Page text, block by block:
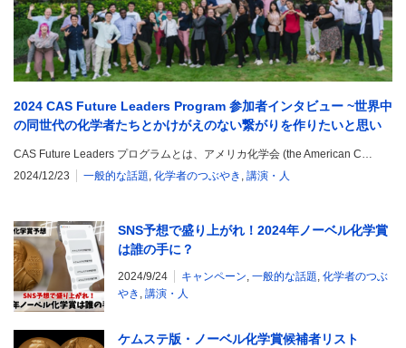
2024 CAS Future Leaders Program 参加者インタビュー ~世界中
の同世代の化学者たちとかけがえのない繋がりを作りたいと思い
CAS Future Leaders プログラムとは、アメリカ化学会 (the American C…
2024/12/23
一般的な話題 化学者のつぶやき 講演・人
SNS予想で盛り上がれ！2024年ノーベル化学賞
は誰の手に？
2024/9/24 キャンペーン 一般的な話題 化学者のつぶ
やき 講演・人
ケムステ版・ノーベル化学賞候補者リスト